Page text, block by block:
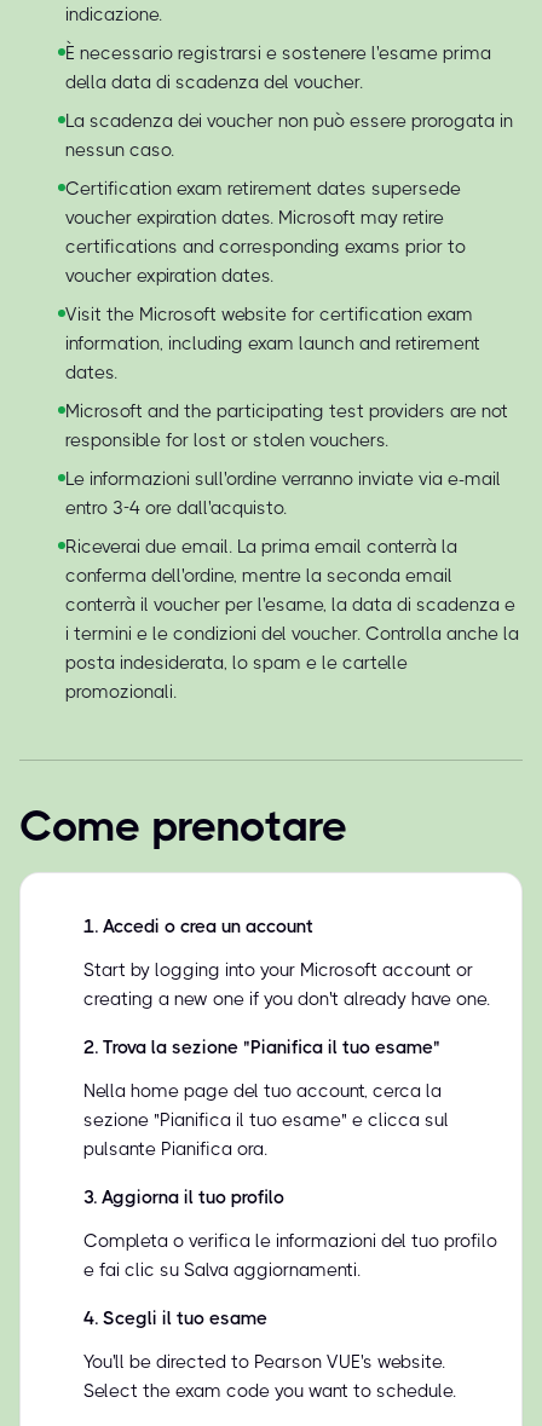
indicazione.
È necessario registrarsi e sostenere l'esame prima
della data di scadenza del voucher.
La scadenza dei voucher non può essere prorogata in
nessun caso.
Certification exam retirement dates supersede
voucher expiration dates. Microsoft may retire
certifications and corresponding exams prior to
voucher expiration dates.
Visit the Microsoft website for certification exam
information, including exam launch and retirement
dates.
Microsoft and the participating test providers are not
responsible for lost or stolen vouchers.
Le informazioni sull'ordine verranno inviate via e-mail
entro 3-4 ore dall'acquisto.
Riceverai due email. La prima email conterrà la
conferma dell'ordine, mentre la seconda email
conterrà il voucher per l'esame, la data di scadenza e
i termini e le condizioni del voucher. Controlla anche la
posta indesiderata, lo spam e le cartelle
promozionali.
Come prenotare
1. Accedi o crea un account
Start by logging into your Microsoft account or
creating a new one if you don't already have one.
2. Trova la sezione "Pianifica il tuo esame"
Nella home page del tuo account, cerca la
sezione "Pianifica il tuo esame" e clicca sul
pulsante Pianifica ora.
3. Aggiorna il tuo profilo
Completa o verifica le informazioni del tuo profilo
e fai clic su Salva aggiornamenti.
4. Scegli il tuo esame
You'll be directed to Pearson VUE's website.
Select the exam code you want to schedule.